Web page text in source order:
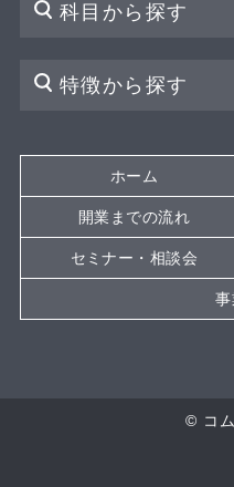
科目から探す
特徴から探す
ホーム
開業までの流れ
セミナー・相談会
事
© コ